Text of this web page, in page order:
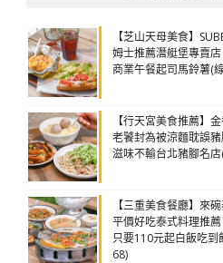
【芝山天母美食】
姆士推薦潛艇堡專賣
商業午餐起司馬鈴薯(
【行天宮美食推薦】
老饕封為被涼麵耽誤
滋味不輸台北豬腳名
【三重美食餐廳】來
平價好吃泰式料理推
只要110元起白飯吃到
68)